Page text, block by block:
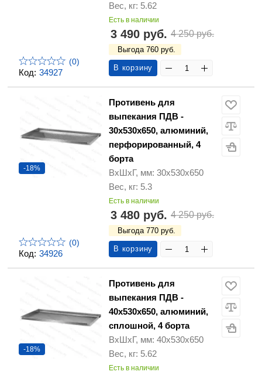
Код: 34927
(0)
Вес, кг: 5.62
Есть в наличии
3 490 руб. 4 250 руб.
Выгода 760 руб.
В корзину
Код: 34926
-18%
(0)
Противень для
выпекания ПДВ -
30х530х650, алюминий,
перфорированный, 4
борта
ВхШхГ, мм: 30х530х650
Вес, кг: 5.3
Есть в наличии
3 480 руб. 4 250 руб.
Выгода 770 руб.
В корзину
-18%
Противень для
выпекания ПДВ -
40х530х650, алюминий,
сплошной, 4 борта
ВхШхГ, мм: 40х530х650
Вес, кг: 5.62
Есть в наличии